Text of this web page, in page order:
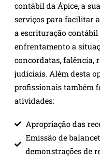
contábil da Ápice, a
serviços para facilitar
a escrituração
enfrentamento a
concordatas, falência,
judiciais. Além desta
profissionais também
atividades:
Apropriação das
Emissão de
demonstrações de